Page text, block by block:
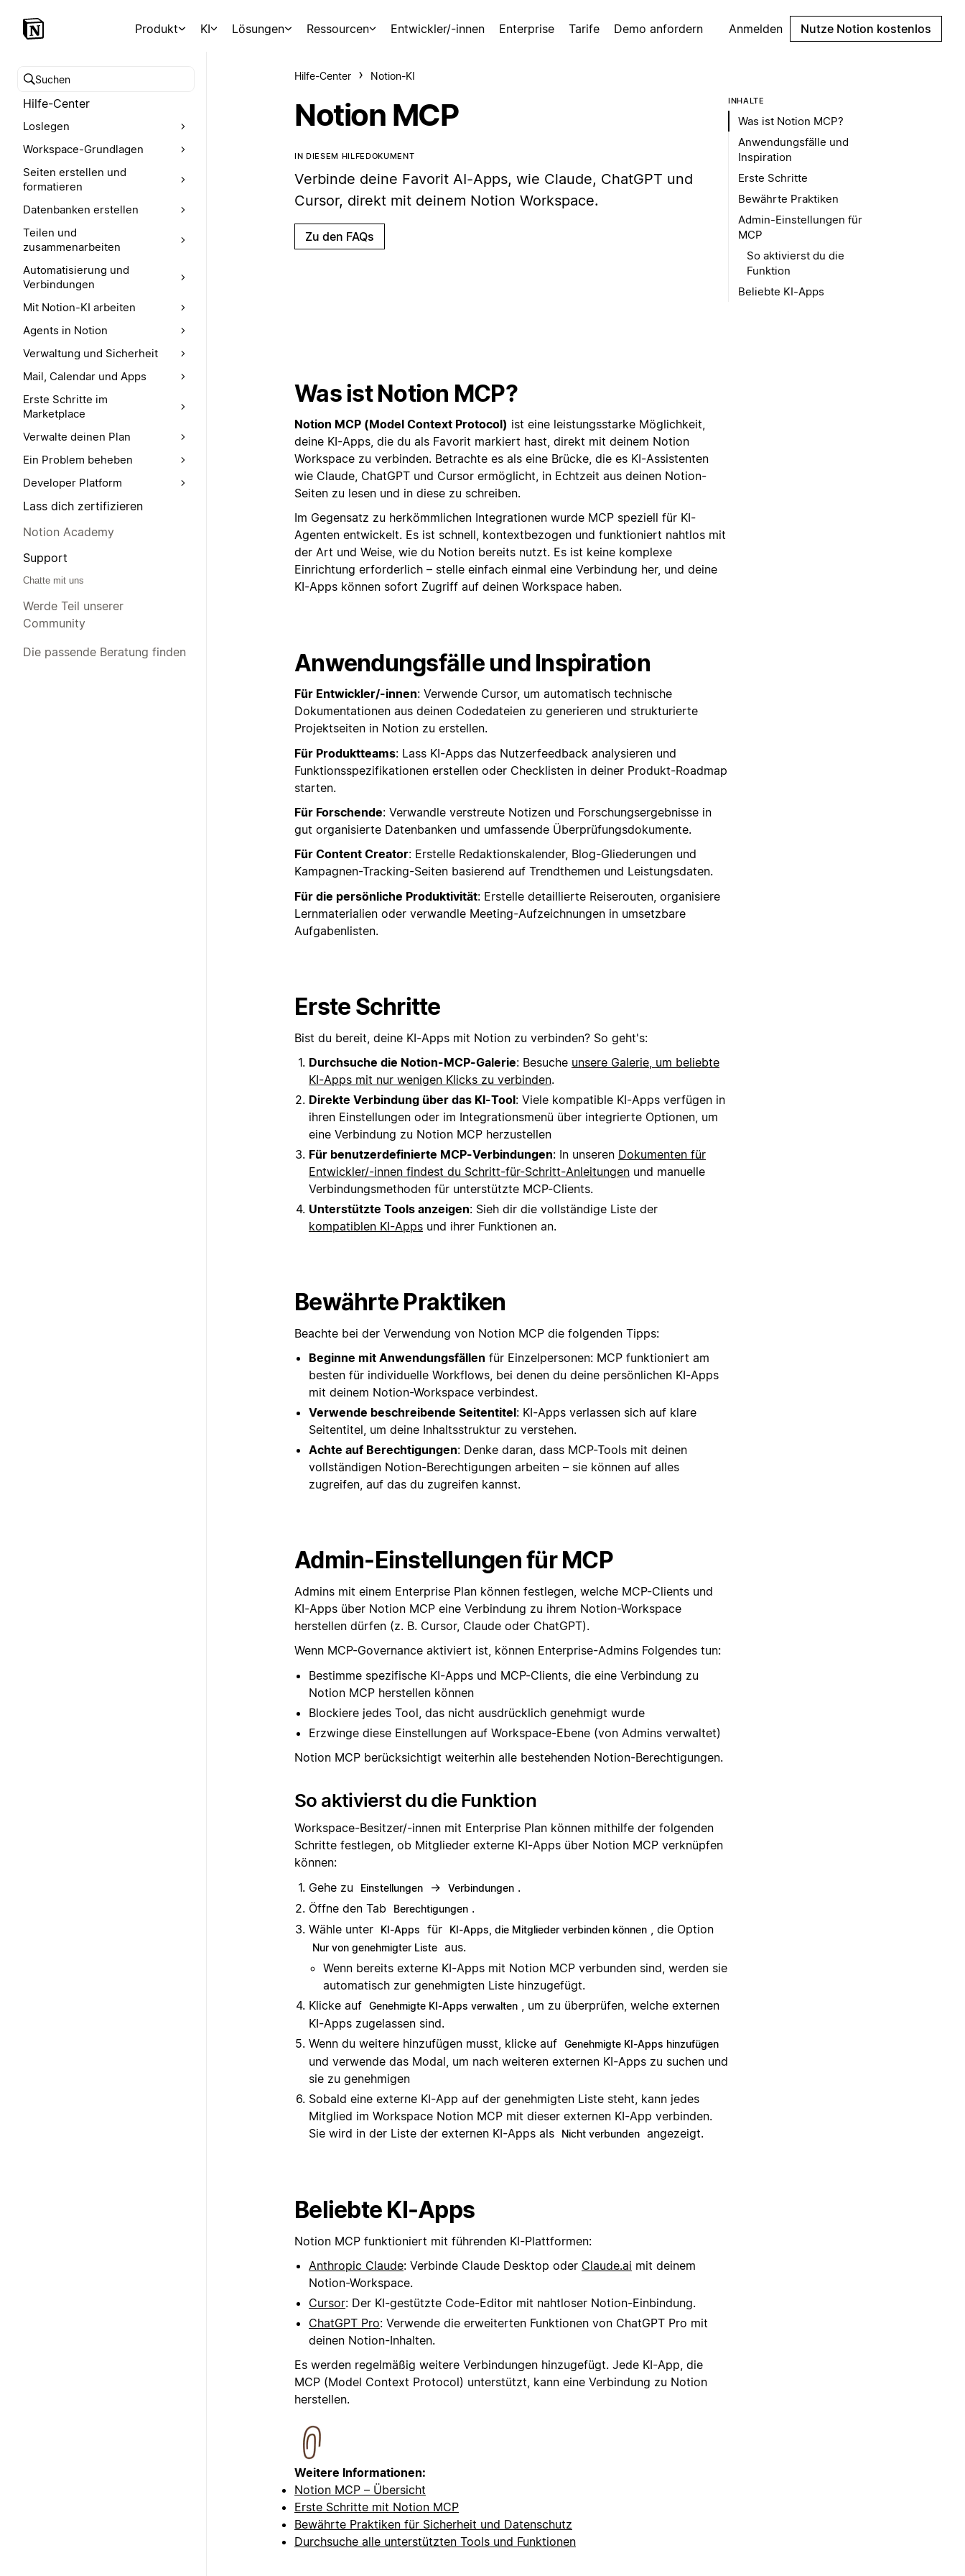
Produkt KI Lösungen Ressourcen Entwickler/-innen Enterprise Tarife Demo anfordern Anmelden Nutze Notion kostenlos
Hilfe-Center durchsuchen
Hilfe-Center
Loslegen
Workspace-Grundlagen
Seiten erstellen und
formatieren
Datenbanken erstellen
Teilen und
zusammenarbeiten
Automatisierung und
Verbindungen
Mit Notion-KI arbeiten
Agents in Notion
Verwaltung und Sicherheit
Mail, Calendar und Apps
Erste Schritte im
Marketplace
Verwalte deinen Plan
Ein Problem beheben
Developer Platform
Lass dich zertifizieren
Notion Academy
Support
Chatte mit uns
Werde Teil unserer
Community
Die passende Beratung finden
Hilfe-Center Notion-KI
Notion MCP
IN DIESEM HILFEDOKUMENT
Verbinde deine Favorit AI-Apps, wie Claude, ChatGPT und
Cursor, direkt mit deinem Notion Workspace.
Zu den FAQs
Was ist Notion MCP?
Notion MCP (Model Context Protocol) ist eine leistungsstarke Möglichkeit,
deine KI-Apps, die du als Favorit markiert hast, direkt mit deinem Notion
Workspace zu verbinden. Betrachte es als eine Brücke, die es KI-Assistenten
wie Claude, ChatGPT und Cursor ermöglicht, in Echtzeit aus deinen Notion-
Seiten zu lesen und in diese zu schreiben.
Im Gegensatz zu herkömmlichen Integrationen wurde MCP speziell für KI-
Agenten entwickelt. Es ist schnell, kontextbezogen und funktioniert nahtlos mit
der Art und Weise, wie du Notion bereits nutzt. Es ist keine komplexe
Einrichtung erforderlich – stelle einfach einmal eine Verbindung her, und deine
KI-Apps können sofort Zugriff auf deinen Workspace haben.
Anwendungsfälle und Inspiration
Für Entwickler/-innen: Verwende Cursor, um automatisch technische
Dokumentationen aus deinen Codedateien zu generieren und strukturierte
Projektseiten in Notion zu erstellen.
Für Produktteams: Lass KI-Apps das Nutzerfeedback analysieren und
Funktionsspezifikationen erstellen oder Checklisten in deiner Produkt-Roadmap
starten.
Für Forschende: Verwandle verstreute Notizen und Forschungsergebnisse in
gut organisierte Datenbanken und umfassende Überprüfungsdokumente.
Für Content Creator: Erstelle Redaktionskalender, Blog-Gliederungen und
Kampagnen-Tracking-Seiten basierend auf Trendthemen und Leistungsdaten.
Für die persönliche Produktivität: Erstelle detaillierte Reiserouten, organisiere
Lernmaterialien oder verwandle Meeting-Aufzeichnungen in umsetzbare
Aufgabenlisten.
Erste Schritte
Bist du bereit, deine KI-Apps mit Notion zu verbinden? So geht's:
Durchsuche die Notion-MCP-Galerie: Besuche unsere Galerie, um beliebte
KI-Apps mit nur wenigen Klicks zu verbinden.
Direkte Verbindung über das KI-Tool: Viele kompatible KI-Apps verfügen in
ihren Einstellungen oder im Integrationsmenü über integrierte Optionen, um
eine Verbindung zu Notion MCP herzustellen
Für benutzerdefinierte MCP-Verbindungen: In unseren Dokumenten für
Entwickler/-innen findest du Schritt-für-Schritt-Anleitungen und manuelle
Verbindungsmethoden für unterstützte MCP-Clients.
Unterstützte Tools anzeigen: Sieh dir die vollständige Liste der
kompatiblen KI-Apps und ihrer Funktionen an.
Bewährte Praktiken
Beachte bei der Verwendung von Notion MCP die folgenden Tipps:
Beginne mit Anwendungsfällen für Einzelpersonen: MCP funktioniert am
besten für individuelle Workflows, bei denen du deine persönlichen KI-Apps
mit deinem Notion-Workspace verbindest.
Verwende beschreibende Seitentitel: KI-Apps verlassen sich auf klare
Seitentitel, um deine Inhaltsstruktur zu verstehen.
Achte auf Berechtigungen: Denke daran, dass MCP-Tools mit deinen
vollständigen Notion-Berechtigungen arbeiten – sie können auf alles
zugreifen, auf das du zugreifen kannst.
Admin-Einstellungen für MCP
Admins mit einem Enterprise Plan können festlegen, welche MCP-Clients und
KI-Apps über Notion MCP eine Verbindung zu ihrem Notion-Workspace
herstellen dürfen (z. B. Cursor, Claude oder ChatGPT).
Wenn MCP-Governance aktiviert ist, können Enterprise-Admins Folgendes tun:
Bestimme spezifische KI-Apps und MCP-Clients, die eine Verbindung zu
Notion MCP herstellen können
Blockiere jedes Tool, das nicht ausdrücklich genehmigt wurde
Erzwinge diese Einstellungen auf Workspace-Ebene (von Admins verwaltet)
Notion MCP berücksichtigt weiterhin alle bestehenden Notion-Berechtigungen.
So aktivierst du die Funktion
Workspace-Besitzer/-innen mit Enterprise Plan können mithilfe der folgenden
Schritte festlegen, ob Mitglieder externe KI-Apps über Notion MCP verknüpfen
können:
Gehe zu
Einstellungen → Verbindungen .
Öffne den Tab
Berechtigungen .
Wähle unter
KI-Apps für KI-Apps, die Mitglieder verbinden können , die Option
Nur von genehmigter Liste aus.
Wenn bereits externe KI-Apps mit Notion MCP verbunden sind, werden sie
automatisch zur genehmigten Liste hinzugefügt.
Klicke auf Genehmigte KI-Apps verwalten
, um zu überprüfen, welche externen
KI-Apps zugelassen sind.
Wenn du weitere hinzufügen musst, klicke auf Genehmigte KI-Apps hinzufügen
und verwende das Modal, um nach weiteren externen KI-Apps zu suchen und
sie zu genehmigen
Sobald eine externe KI-App auf der genehmigten Liste steht, kann jedes
Mitglied im Workspace Notion MCP mit dieser externen KI-App verbinden.
Sie wird in der Liste der externen KI-Apps als
Nicht verbunden angezeigt.
Beliebte KI-Apps
Notion MCP funktioniert mit führenden KI-Plattformen:
Anthropic Claude: Verbinde Claude Desktop oder Claude.ai mit deinem
Notion-Workspace.
Cursor: Der KI-gestützte Code-Editor mit nahtloser Notion-Einbindung.
ChatGPT Pro: Verwende die erweiterten Funktionen von ChatGPT Pro mit
deinen Notion-Inhalten.
Es werden regelmäßig weitere Verbindungen hinzugefügt. Jede KI-App, die
MCP (Model Context Protocol) unterstützt, kann eine Verbindung zu Notion
herstellen.
Weitere Informationen:
Notion MCP – Übersicht
Erste Schritte mit Notion MCP
Bewährte Praktiken für Sicherheit und Datenschutz
Durchsuche alle unterstützten Tools und Funktionen
INHALTE
Was ist Notion MCP?
Anwendungsfälle und
Inspiration
Erste Schritte
Bewährte Praktiken
Admin-Einstellungen für
MCP
So aktivierst du die
Funktion
Beliebte KI-Apps